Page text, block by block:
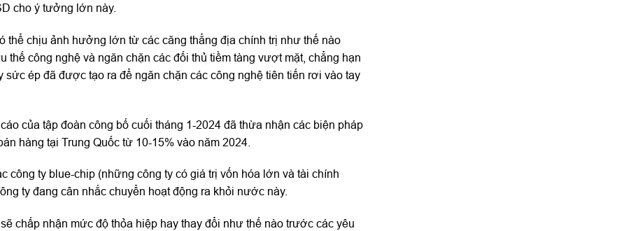
cho ý tưởng lớn này.
thể chịu ảnh hưởng lớn từ các căng thẳng địa chính trị như thế nào
công nghệ và ngăn chặn các đối thủ tiềm tàng vượt mặt, chẳng hạn
ép đã được tạo ra để ngăn chặn các công nghệ tiên tiến rơi vào tay
của tập đoàn công bố cuối tháng 1-2024 đã thừa nhận các biện pháp
hàng tại Trung Quốc từ 10-15% vào năm 2024.
công ty blue-chip (những công ty có giá trị vốn hóa lớn và tài chính
ty đang cân nhắc chuyển hoạt động ra khỏi nước này.
chấp nhận mức độ thỏa hiệp hay thay đổi như thế nào trước các yêu